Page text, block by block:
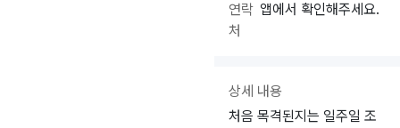
연락
처
앱에서 확인해주세요.
상세 내용
처음 목격된지는 일주일 조